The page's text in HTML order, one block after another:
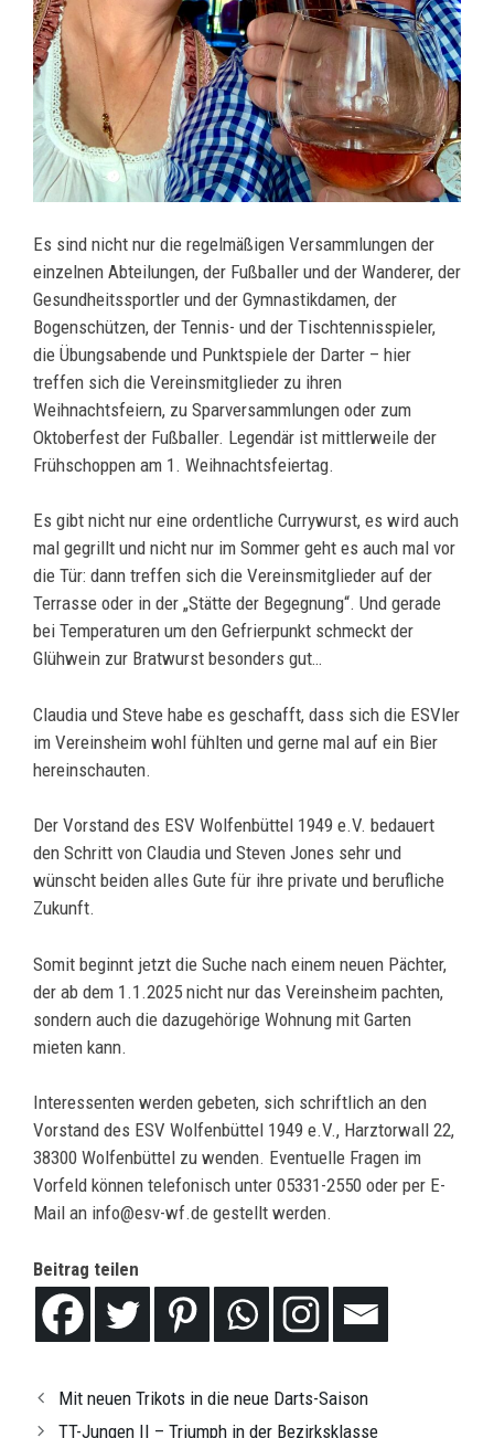
Es sind nicht nur die regelmäßigen Versammlungen der
einzelnen Abteilungen, der Fußballer und der Wanderer, der
Gesundheitssportler und der Gymnastikdamen, der
Bogenschützen, der Tennis- und der Tischtennisspieler,
die Übungsabende und Punktspiele der Darter – hier
treffen sich die Vereinsmitglieder zu ihren
Weihnachtsfeiern, zu Sparversammlungen oder zum
Oktoberfest der Fußballer. Legendär ist mittlerweile der
Frühschoppen am 1. Weihnachtsfeiertag.
Es gibt nicht nur eine ordentliche Currywurst, es wird auch
mal gegrillt und nicht nur im Sommer geht es auch mal vor
die Tür: dann treffen sich die Vereinsmitglieder auf der
Terrasse oder in der „Stätte der Begegnung“. Und gerade
bei Temperaturen um den Gefrierpunkt schmeckt der
Glühwein zur Bratwurst besonders gut…
Claudia und Steve habe es geschafft, dass sich die ESVler
im Vereinsheim wohl fühlten und gerne mal auf ein Bier
hereinschauten.
Der Vorstand des ESV Wolfenbüttel 1949 e.V. bedauert
den Schritt von Claudia und Steven Jones sehr und
wünscht beiden alles Gute für ihre private und berufliche
Zukunft.
Somit beginnt jetzt die Suche nach einem neuen Pächter,
der ab dem 1.1.2025 nicht nur das Vereinsheim pachten,
sondern auch die dazugehörige Wohnung mit Garten
mieten kann.
Interessenten werden gebeten, sich schriftlich an den
Vorstand des ESV Wolfenbüttel 1949 e.V., Harztorwall 22,
38300 Wolfenbüttel zu wenden. Eventuelle Fragen im
Vorfeld können telefonisch unter 05331-2550 oder per E-
Mail an info@esv-wf.de gestellt werden.
Beitrag teilen
Mit neuen Trikots in die neue Darts-Saison
TT-Jungen II – Triumph in der Bezirksklasse